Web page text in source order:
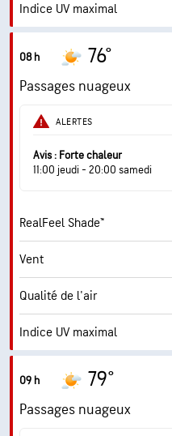
Indice UV maximal
Humidité
Point de rosée
AccuLumen Brightness Index™
Visibilité
Plafond nuageux
08 h 76°
Passages nuageux
ALERTES
Avis : Forte chaleur
11:00 jeudi - 20:00 samedi
RealFeel Shade™
Vent
Qualité de l'air
Indice UV maximal
Humidité
09 h 79°
Passages nuageux